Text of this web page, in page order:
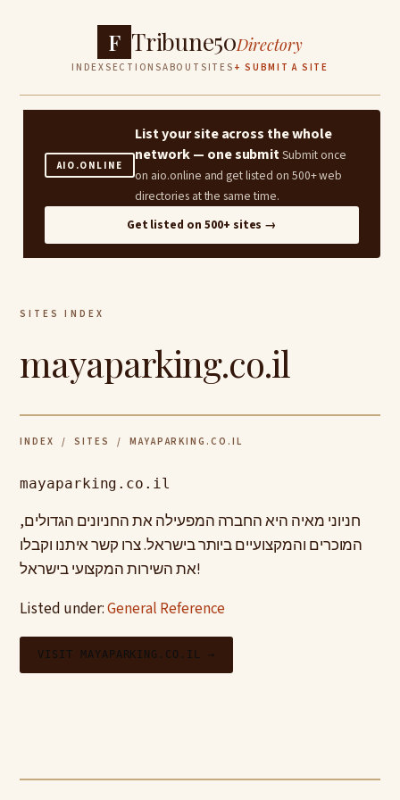
F Tribune50Directory
INDEXSECTIONSABOUT SITES + SUBMIT A SITE
AIO.ONLINE
List your site across the whole
network — one submitSubmit once
on aio.online and get listed on 500+ web
directories at the same time.
Get listed on 500+ sites →
SITES INDEX
mayaparking.co.il
INDEX / SITES / MAYAPARKING.CO.IL
mayaparking.co.il
חניוני מאיה היא החברה המפעילה את החניונים הגדולים,
המוכרים והמקצועיים ביותר בישראל. צרו קשר איתנו וקבלו
את השירות המקצועי בישראל!
Listed under:General Reference
VISIT MAYAPARKING.CO.IL →